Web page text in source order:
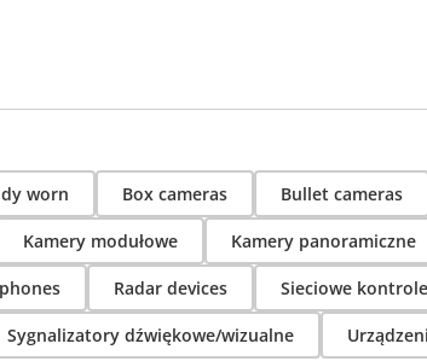
worn Box cameras Bullet cameras
Kamery modułowe Kamery panoramiczne
Radar devices Sieciowe
Sygnalizatory dźwiękowe/wizualne